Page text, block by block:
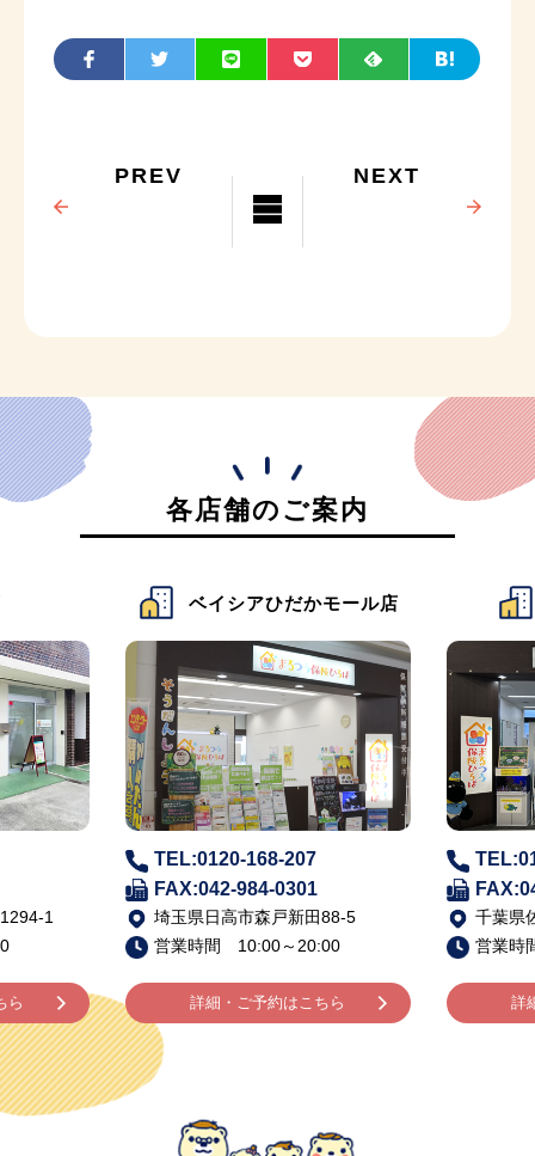
PREV NEXT
各店舗のご案内
1
ら
ベイシアひだかモール店
TEL:0120-168-207
FAX:042-984-0301
埼玉県日高市森戸新田88-5
営業時間 10:00～20:00
詳細・ご予約はこちら
千葉県
営業時
詳